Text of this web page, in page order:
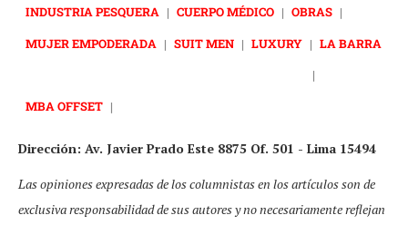
INDUSTRIA PESQUERA | CUERPO MÉDICO | OBRAS |
MUJER EMPODERADA | SUIT MEN | LUXURY | LA BARRA
|
MBA OFFSET |
Dirección: Av. Javier Prado Este 8875 Of. 501 - Lima 15494
Las opiniones expresadas de los columnistas en los artículos son de
exclusiva responsabilidad de sus autores y no necesariamente reflejan